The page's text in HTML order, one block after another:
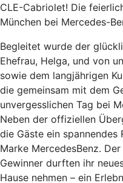
CLE-Cabriolet! Die
München bei Mercedes-
Begleitet wurde der
Ehefrau, Helga, und von
sowie dem langjährigen
die gemeinsam mit dem
unvergesslichen Tag bei
Neben der offiziellen
die Gäste ein spannendes
Marke MercedesBenz.
Gewinner durften ihr
Hause nehmen – ein